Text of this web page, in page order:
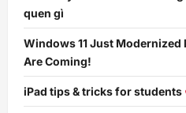
quen gì
Windows 11 Just
Are Coming!
iPad tips & tricks for students